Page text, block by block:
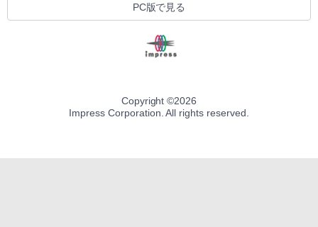
PC版で見る
Copyright ©2026
Impress Corporation. All rights reserved.